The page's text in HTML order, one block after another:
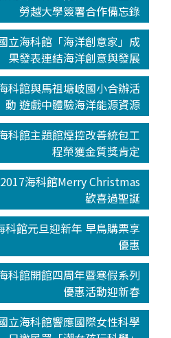
勞越大學簽署合作備忘錄
立海科館「海洋創意家」成
果發表連結海洋創意與發展
科館與馬祖塘岐國小合辦活
動 遊戲中體驗海洋能源資源
科館主題館煙控改善統包工
程榮獲金質獎肯定
海科館Merry Christmas
歡喜過聖誕
科館元旦迎新年 早鳥購票享
優惠
科館開館四周年暨寒假系列
優惠活動迎新春
立海科館響應國際女性科學